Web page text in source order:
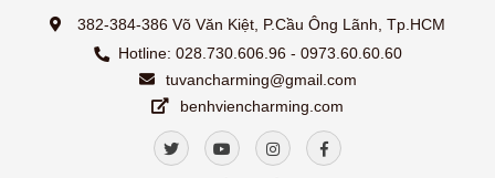
382-384-386 Võ Văn Kiệt, P.Cầu Ông Lãnh, Tp.HCM
Hotline: 028.730.606.96 - 0973.60.60.60
tuvancharming@gmail.com
benhviencharming.com